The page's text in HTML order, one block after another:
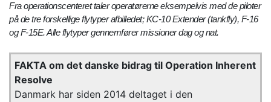
Fra operationscenteret taler operatørerne eksempelvis med de piloter
på de tre forskellige flytyper afbilledet; KC-10 Extender (tankfly), F-16
og F-15E. Alle flytyper gennemfører missioner dag og nat.
FAKTA om det danske bidrag til Operation Inherent
Resolve
Danmark har siden 2014 deltaget i den